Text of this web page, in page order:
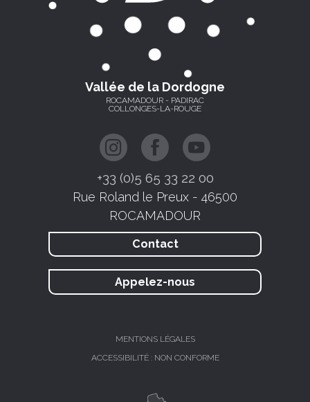
Vallée de la Dordogne
ROCAMADOUR - PADIRAC
COLLONGES-LA-ROUGE
+33 (0)5 65 33 22 00
Rue Roland le Preux - 46500
ROCAMADOUR
Contact
Appelez-nous
MENTIONS LÉGALES
ACCESSIBILITÉ : NON CONFORME